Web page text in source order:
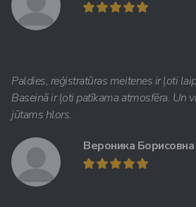
Paldies, reģistratūras meitenes ir ļoti
Baseinā ir ļoti patīkama atmosfēra. Un
jūtams hlors.
Вероника Борисовна